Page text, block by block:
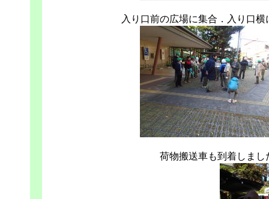
入り口前の広場に集合．入り口
荷物搬送車も到着しま